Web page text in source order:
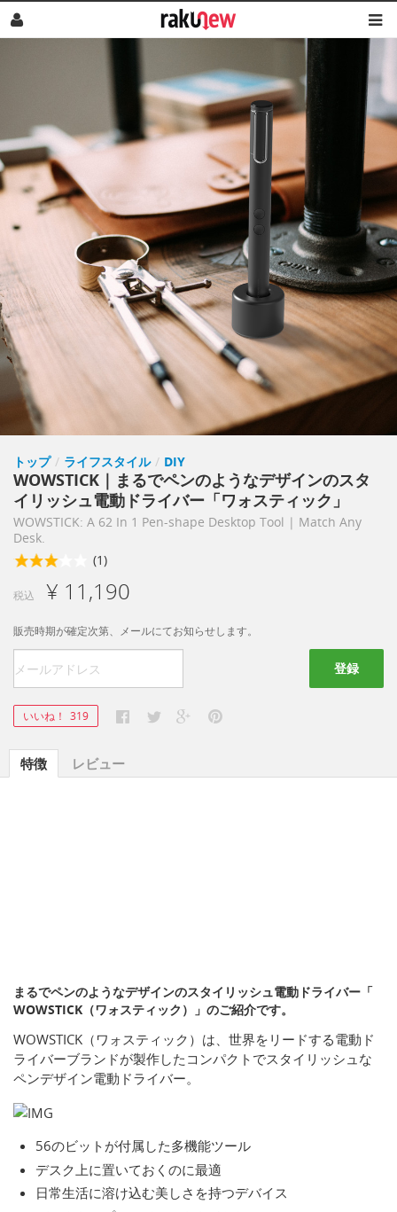
トップ / ライフスタイル / DIY
WOWSTICK｜まるでペンのようなデザインのスタ
イリッシュ電動ドライバー「ワォスティック」
WOWSTICK: A 62 In 1 Pen-shape Desktop Tool | Match Any
Desk.
(1)
税込 ¥ 11,190
販売時期が確定次第、メールにてお知らせします。
登録
いいね！ 319
特徴 レビュー
まるでペンのようなデザインのスタイリッシュ電動ドライバー「
WOWSTICK（ワォスティック）」のご紹介です。
WOWSTICK（ワォスティック）は、世界をリードする電動ド
ライバーブランドが製作したコンパクトでスタイリッシュな
ペンデザイン電動ドライバー。
56のビットが付属した多機能ツール
デスク上に置いておくのに最適
日常生活に溶け込む美しさを持つデバイス